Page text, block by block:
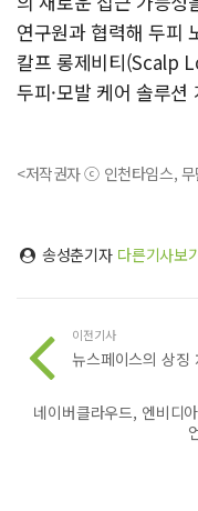
연구원과 협력해 두피
칼프 롱제비티(Scalp
두피·모발 케어 솔루
<저작권자 ⓒ 인천타임스,
송성춘기자 다른기사보
이전기사
뉴스페이스의 상징
네이버클라우드, 엔비디